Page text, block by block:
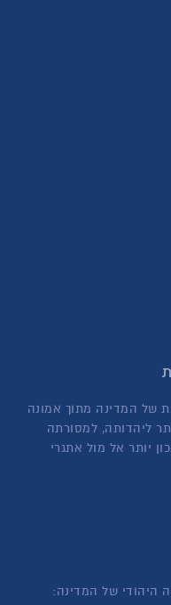
של המדינה מתוך אמונה
ליהדותה, למסורתה
יותר אל מול אתגרי
היהודי של המדינה: